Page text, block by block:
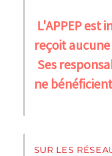
L'APPEP est
reçoit
Ses
ne
SUR LES